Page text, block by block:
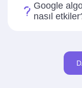
Google
nasıl